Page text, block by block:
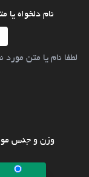
نام دلخواه یا
لطفا نام یا متن
وزن و جنس